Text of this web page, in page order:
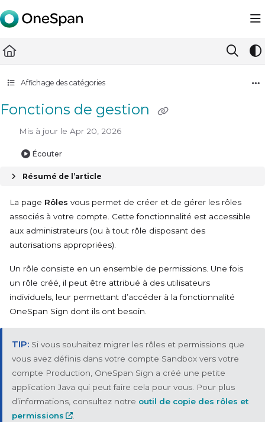
Documentation Index
Fetch the complete documentation index at: https://
Use this file to discover all available pages before exploring
Affichage des catégories
Fonctions de gestion
Mis à jour le Apr 20, 2026
Écouter
Résumé de l’article
La page Rôles vous permet de créer et de gérer les rôles
associés à votre compte. Cette fonctionnalité est accessible
aux administrateurs (ou à tout rôle disposant des
autorisations appropriées).
Un rôle consiste en un ensemble de permissions. Une fois
un rôle créé, il peut être attribué à des utilisateurs
individuels, leur permettant d’accéder à la fonctionnalité
OneSpan Sign dont ils ont besoin.
Si vous souhaitez migrer les rôles et permissions que
vous avez définis dans votre compte Sandbox vers votre
compte Production, OneSpan Sign a créé une petite
application Java qui peut faire cela pour vous. Pour plus
d’informations, consultez notre outil de copie des rôles et
permissions